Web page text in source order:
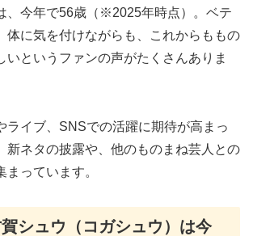
、今年で56歳（※2025年時点）。ベテ
体に気を付けながらも、これからももの
いというファンの声がたくさんありま
ライブ、SNSでの活躍に期待が高まっ
新ネタの披露や、他のものまね芸人との
まっています。
シュウ（コガシュウ）は今